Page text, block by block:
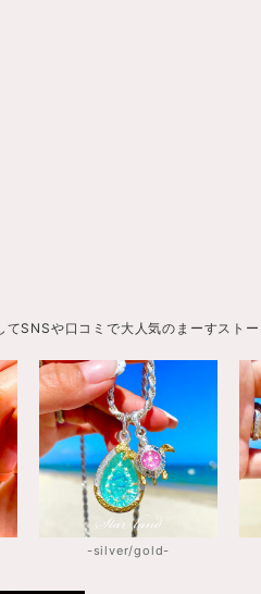
てSNSや口コミで大人気のまーすス
-silver/gold-